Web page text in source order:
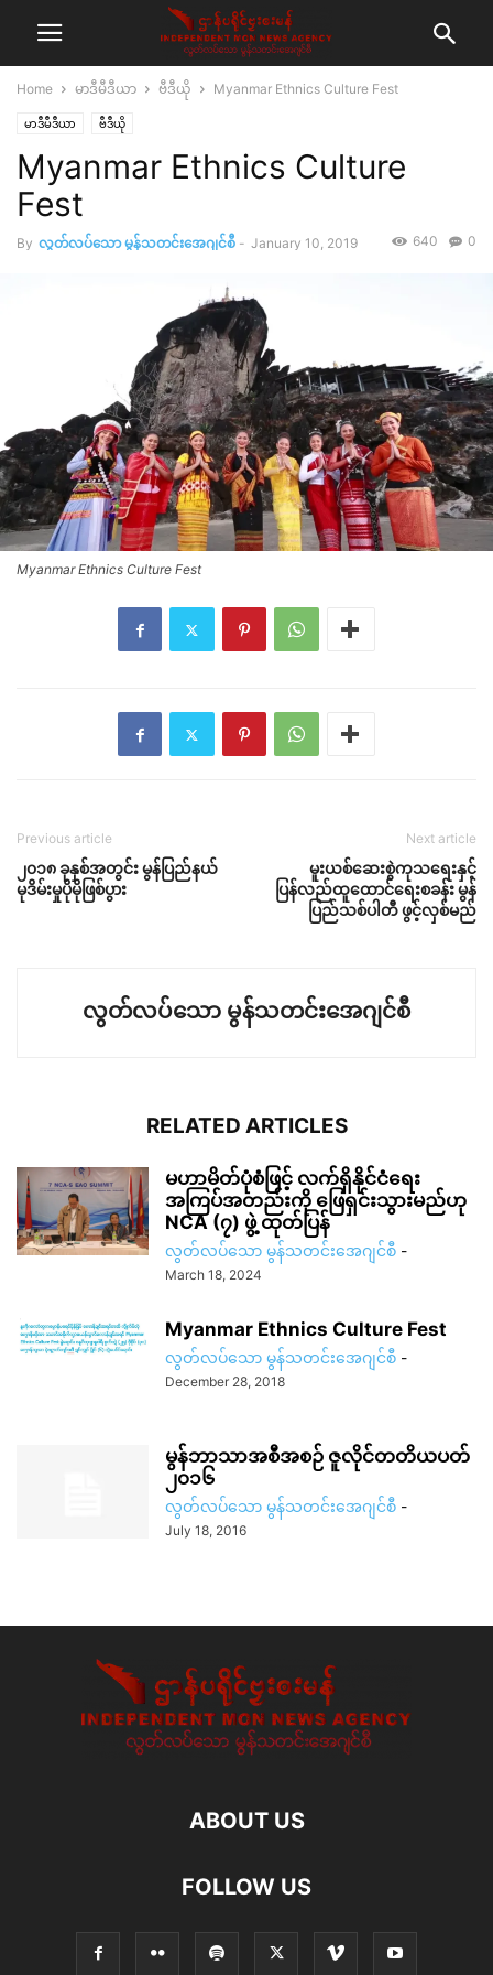
Home မာဒီမီဒီယာ ဗီဒီယို Myanmar Ethnics Culture Fest
မာဒီမီဒီယာ ဗီဒီယို
Myanmar Ethnics Culture
Fest
By လွတ်လပ်သော မွန်သတင်းအေဂျင်စီ - January 10, 2019 0
640
Myanmar Ethnics Culture Fest
Previous article
၂၀၁၈ ခုနှစ်အတွင်း မွန်ပြည်နယ်
မုဒိမ်းမှုပိုမိုဖြစ်ပွား
Next article
မူးယစ်ဆေးစွဲကုသရေးနှင့်
ပြန်လည်ထူထောင်ရေးစခန်း မွန်
ပြည်သစ်ပါတီ ဖွင့်လှစ်မည်
လွတ်လပ်သော မွန်သတင်းအေဂျင်စီ
RELATED ARTICLES
မဟာမိတ်ပုံစံဖြင့် လက်ရှိနိုင်ငံရေး
အကြပ်အတည်းကို ဖြေရှင်းသွားမည်ဟု
NCA (၇) ဖွဲ့ ထုတ်ပြန်
လွတ်လပ်သော မွန်သတင်းအေဂျင်စီ -
March 18, 2024
Myanmar Ethnics Culture Fest
လွတ်လပ်သော မွန်သတင်းအေဂျင်စီ -
December 28, 2018
မွန်ဘာသာအစီအစဉ် ဇူလိုင်တတိယပတ်
၂၀၁၆
လွတ်လပ်သော မွန်သတင်းအေဂျင်စီ -
July 18, 2016
ABOUT US
FOLLOW US